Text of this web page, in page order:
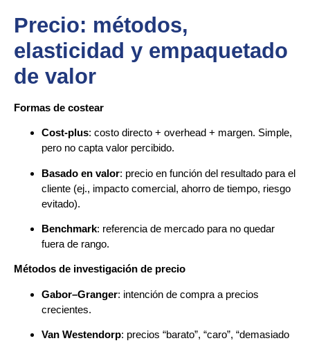
Precio: métodos,
elasticidad y empaquetado
de valor
Formas de costear
Cost-plus: costo directo + overhead + margen. Simple,
pero no capta valor percibido.
Basado en valor: precio en función del resultado para el
cliente (ej., impacto comercial, ahorro de tiempo, riesgo
evitado).
Benchmark: referencia de mercado para no quedar
fuera de rango.
Métodos de investigación de precio
Gabor–Granger: intención de compra a precios
crecientes.
Van Westendorp: precios “barato”, “caro”, “demasiado